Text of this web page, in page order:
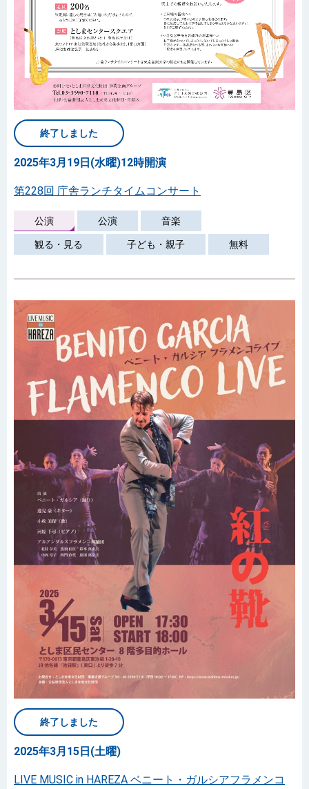
終了しました
2025年3月19日(水曜)12時開演
第228回 庁舎ランチタイムコンサート
公演 公演 音楽
観る・見る 子ども・親子 無料
終了しました
2025年3月15日(土曜)
LIVE MUSIC in HAREZA ベニート・ガルシアフラメンコ